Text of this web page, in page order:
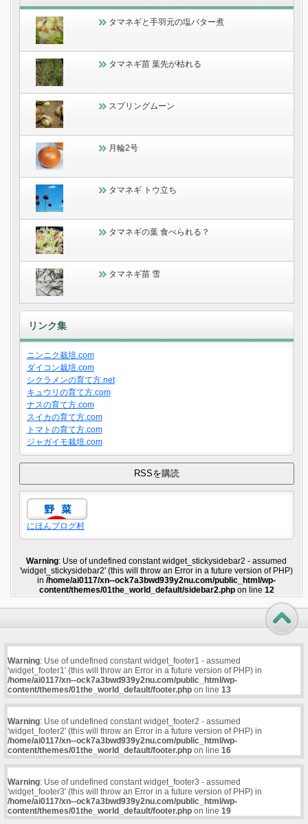
タマネギと手羽元の塩バター煮
タマネギ苗 葉先が枯れる
スプリングムーン
月輪2号
タマネギ トウ立ち
タマネギの葉 食べられる？
タマネギ苗 雪
リンク集
ニンニク栽培.com
ダイコン栽培.com
シクラメンの育て方.net
キュウリの育て方.com
ナスの育て方.com
スイカの育て方.com
トマトの育て方.com
ジャガイモ栽培.com
にほんブログ村
Warning: Use of undefined constant widget_stickysidebar2 - assumed
'widget_stickysidebar2' (this will throw an Error in a future version of PHP)
in/home/ai0117/xn--ock7a3bwd939y2nu.com/public_html/wp-
content/themes/01the_world_default/sidebar2.phpon line 12
Warning: Use of undefined constant widget_footer1 - assumed
'widget_footer1' (this will throw an Error in a future version of PHP) in
/home/ai0117/xn--ock7a3bwd939y2nu.com/public_html/wp-
content/themes/01the_world_default/footer.phpon line 13
Warning: Use of undefined constant widget_footer2 - assumed
'widget_footer2' (this will throw an Error in a future version of PHP) in
/home/ai0117/xn--ock7a3bwd939y2nu.com/public_html/wp-
content/themes/01the_world_default/footer.phpon line 16
Warning: Use of undefined constant widget_footer3 - assumed
'widget_footer3' (this will throw an Error in a future version of PHP) in
/home/ai0117/xn--ock7a3bwd939y2nu.com/public_html/wp-
content/themes/01the_world_default/footer.phpon line 19